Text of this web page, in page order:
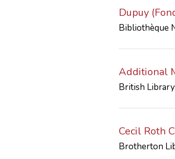
Dupuy
Bibliothèque
Additional
British Library
Cecil Roth
Brotherton